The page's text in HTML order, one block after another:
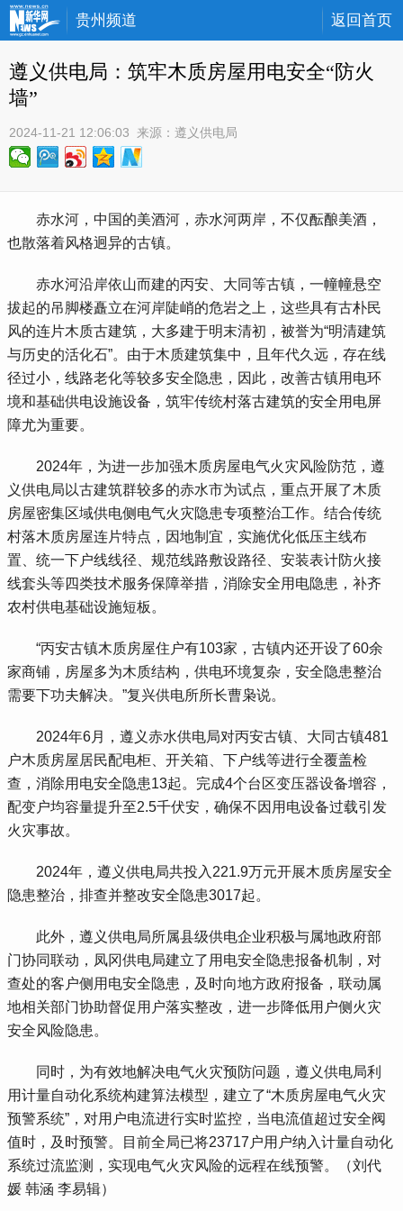
贵州频道 返回首页
遵义供电局：筑牢木质房屋用电安全“防火
墙”
2024-11-21 12:06:03 来源： 遵义供电局
赤水河，中国的美酒河，赤水河两岸，不仅酝酿美酒，
也散落着风格迥异的古镇。
赤水河沿岸依山而建的丙安、大同等古镇，一幢幢悬空
拔起的吊脚楼矗立在河岸陡峭的危岩之上，这些具有古朴民
风的连片木质古建筑，大多建于明末清初，被誉为“明清建筑
与历史的活化石”。由于木质建筑集中，且年代久远，存在线
径过小，线路老化等较多安全隐患，因此，改善古镇用电环
境和基础供电设施设备，筑牢传统村落古建筑的安全用电屏
障尤为重要。
2024年，为进一步加强木质房屋电气火灾风险防范，遵
义供电局以古建筑群较多的赤水市为试点，重点开展了木质
房屋密集区域供电侧电气火灾隐患专项整治工作。结合传统
村落木质房屋连片特点，因地制宜，实施优化低压主线布
置、统一下户线线径、规范线路敷设路径、安装表计防火接
线套头等四类技术服务保障举措，消除安全用电隐患，补齐
农村供电基础设施短板。
“丙安古镇木质房屋住户有103家，古镇内还开设了60余
家商铺，房屋多为木质结构，供电环境复杂，安全隐患整治
需要下功夫解决。”复兴供电所所长曹枭说。
2024年6月，遵义赤水供电局对丙安古镇、大同古镇481
户木质房屋居民配电柜、开关箱、下户线等进行全覆盖检
查，消除用电安全隐患13起。完成4个台区变压器设备增容，
配变户均容量提升至2.5千伏安，确保不因用电设备过载引发
火灾事故。
2024年，遵义供电局共投入221.9万元开展木质房屋安全
隐患整治，排查并整改安全隐患3017起。
此外，遵义供电局所属县级供电企业积极与属地政府部
门协同联动，凤冈供电局建立了用电安全隐患报备机制，对
查处的客户侧用电安全隐患，及时向地方政府报备，联动属
地相关部门协助督促用户落实整改，进一步降低用户侧火灾
安全风险隐患。
同时，为有效地解决电气火灾预防问题，遵义供电局利
用计量自动化系统构建算法模型，建立了“木质房屋电气火灾
预警系统”，对用户电流进行实时监控，当电流值超过安全阀
值时，及时预警。目前全局已将23717户用户纳入计量自动化
系统过流监测，实现电气火灾风险的远程在线预警。（刘代
媛 韩涵 李易辑）